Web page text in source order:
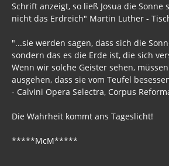
Schrift anzeigt, so ließ Josua die Sonne
nicht das Erdreich" Martin Luther -
"...sie werden sagen, dass sich die
sondern das es die Erde ist, die sich
Wenn wir solche Geister sehen,
ausgehen, dass sie vom Teufel
- Calvini Opera Selectra, Corpus
Die Wahrheit kommt ans Tageslicht!
*****McM*****